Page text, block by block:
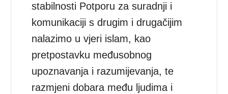
stabilnosti Potporu za suradnji i
komunikaciji s drugim i drugačijim
nalazimo u vjeri islam, kao
pretpostavku međusobnog
upoznavanja i razumijevanja, te
razmjeni dobara među ljudima i